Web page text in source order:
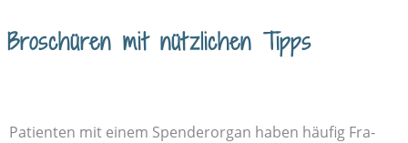
Broschüren mit nützlichen Tipps
Patienten mit einem Spender­organ haben häufig Fra­